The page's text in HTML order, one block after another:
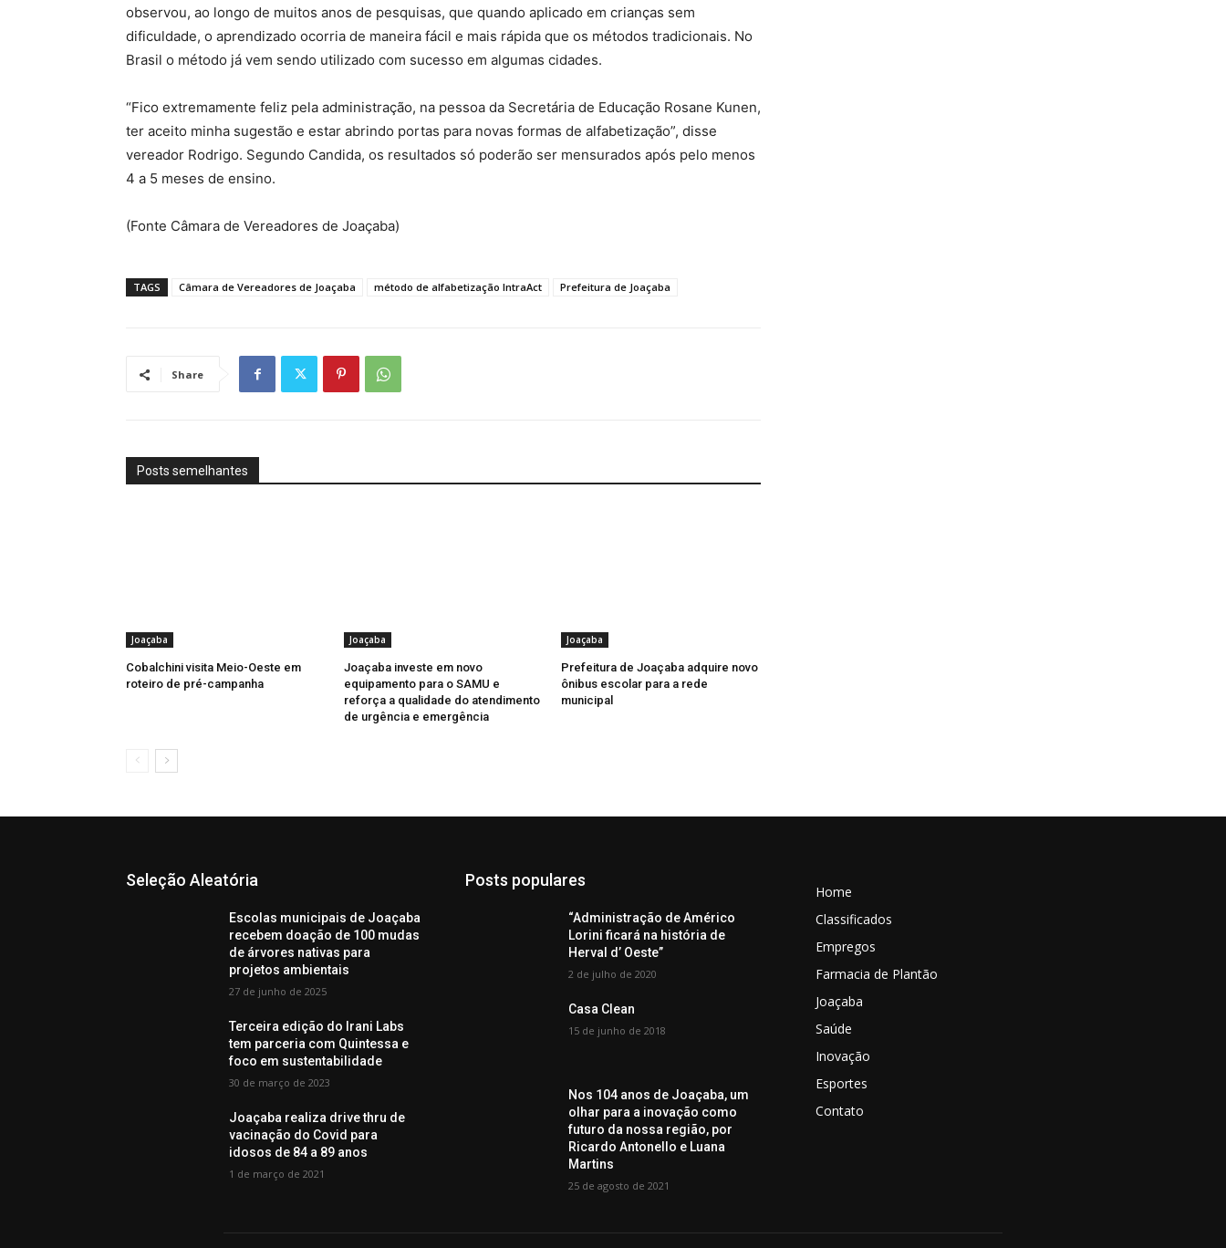
observou, ao longo de muitos anos de pesquisas, que quando aplicado em crianças sem
dificuldade, o aprendizado ocorria de maneira fácil e mais rápida que os métodos tradicionais. No
Brasil o método já vem sendo utilizado com sucesso em algumas cidades.
“Fico extremamente feliz pela administração, na pessoa da Secretária de Educação Rosane Kunen,
ter aceito minha sugestão e estar abrindo portas para novas formas de alfabetização”, disse
vereador Rodrigo. Segundo Candida, os resultados só poderão ser mensurados após pelo menos
4 a 5 meses de ensino.
(Fonte Câmara de Vereadores de Joaçaba)
TAGS Câmara de Vereadores de Joaçaba método de alfabetização IntraAct Prefeitura de Joaçaba
Share
Posts semelhantes
Joaçaba
Cobalchini visita Meio-Oeste em
roteiro de pré-campanha
Joaçaba
Joaçaba investe em novo
equipamento para o SAMU e
reforça a qualidade do atendimento
de urgência e emergência
Joaçaba
Prefeitura de Joaçaba adquire novo
ônibus escolar para a rede
municipal
Seleção Aleatória
Escolas municipais de Joaçaba
recebem doação de 100 mudas
de árvores nativas para
projetos ambientais
27 de junho de 2025
Terceira edição do Irani Labs
tem parceria com Quintessa e
foco em sustentabilidade
30 de março de 2023
Joaçaba realiza drive thru de
vacinação do Covid para
idosos de 84 a 89 anos
1 de março de 2021
Posts populares
“Administração de Américo
Lorini ficará na história de
Herval d’ Oeste”
2 de julho de 2020
Casa Clean
15 de junho de 2018
Nos 104 anos de Joaçaba, um
olhar para a inovação como
futuro da nossa região, por
Ricardo Antonello e Luana
Martins
25 de agosto de 2021
Home
Classificados
Empregos
Farmacia de Plantão
Joaçaba
Saúde
Inovação
Esportes
Contato